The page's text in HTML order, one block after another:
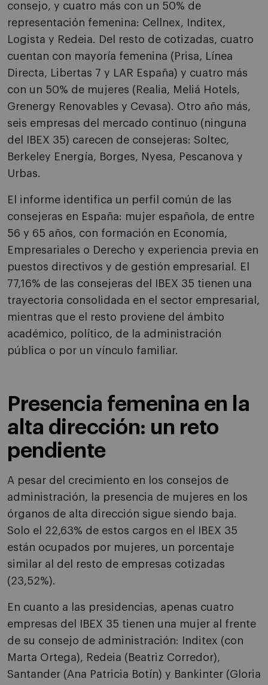
consejo, y cuatro más con un 50% de
representación femenina: Cellnex, Inditex,
Logista y Redeia. Del resto de cotizadas, cuatro
cuentan con mayoría femenina (Prisa, Línea
Directa, Libertas 7 y LAR España) y cuatro más
con un 50% de mujeres (Realia, Meliá Hotels,
Grenergy Renovables y Cevasa). Otro año más,
seis empresas del mercado continuo (ninguna
del IBEX 35) carecen de consejeras: Soltec,
Berkeley Energía, Borges, Nyesa, Pescanova y
Urbas.
El informe identifica un perfil común de las
consejeras en España: mujer española, de entre
56 y 65 años, con formación en Economía,
Empresariales o Derecho y experiencia previa en
puestos directivos y de gestión empresarial. El
77,16% de las consejeras del IBEX 35 tienen una
trayectoria consolidada en el sector empresarial,
mientras que el resto proviene del ámbito
académico, político, de la administración
pública o por un vínculo familiar.
Presencia femenina en la
alta dirección: un reto
pendiente
A pesar del crecimiento en los consejos de
administración, la presencia de mujeres en los
órganos de alta dirección sigue siendo baja.
Solo el 22,63% de estos cargos en el IBEX 35
están ocupados por mujeres, un porcentaje
similar al del resto de empresas cotizadas
(23,52%).
En cuanto a las presidencias, apenas cuatro
empresas del IBEX 35 tienen una mujer al frente
de su consejo de administración: Inditex (con
Marta Ortega), Redeia (Beatriz Corredor),
Santander (Ana Patricia Botín) y Bankinter (Gloria